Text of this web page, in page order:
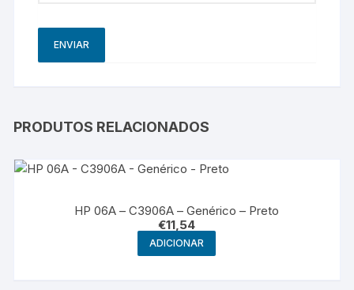
PRODUTOS RELACIONADOS
HP 06A – C3906A – Genérico – Preto
€11,54
ADICIONAR